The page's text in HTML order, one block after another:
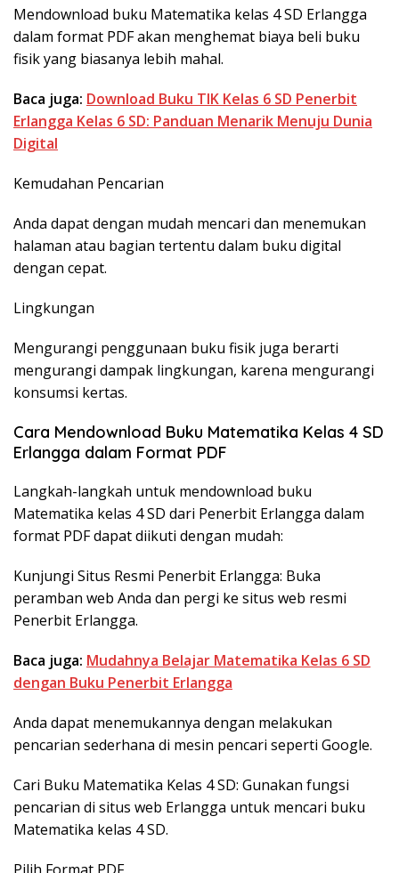
Mendownload buku Matematika kelas 4 SD Erlangga
dalam format PDF akan menghemat biaya beli buku
fisik yang biasanya lebih mahal.
Baca juga: Download Buku TIK Kelas 6 SD Penerbit
Erlangga Kelas 6 SD: Panduan Menarik Menuju Dunia
Digital
Kemudahan Pencarian
Anda dapat dengan mudah mencari dan menemukan
halaman atau bagian tertentu dalam buku digital
dengan cepat.
Lingkungan
Mengurangi penggunaan buku fisik juga berarti
mengurangi dampak lingkungan, karena mengurangi
konsumsi kertas.
Cara Mendownload Buku Matematika Kelas 4 SD
Erlangga dalam Format PDF
Langkah-langkah untuk mendownload buku
Matematika kelas 4 SD dari Penerbit Erlangga dalam
format PDF dapat diikuti dengan mudah:
Kunjungi Situs Resmi Penerbit Erlangga: Buka
peramban web Anda dan pergi ke situs web resmi
Penerbit Erlangga.
Baca juga: Mudahnya Belajar Matematika Kelas 6 SD
dengan Buku Penerbit Erlangga
Anda dapat menemukannya dengan melakukan
pencarian sederhana di mesin pencari seperti Google.
Cari Buku Matematika Kelas 4 SD: Gunakan fungsi
pencarian di situs web Erlangga untuk mencari buku
Matematika kelas 4 SD.